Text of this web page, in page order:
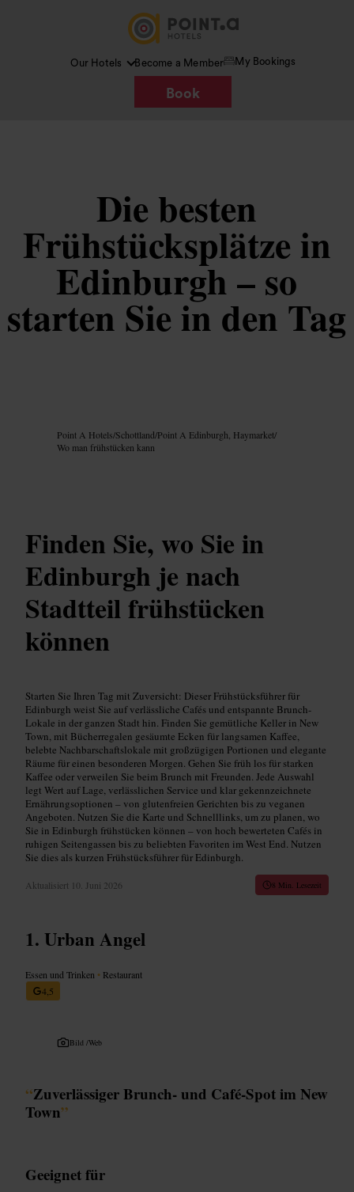
Our Hotels Become a Member My Bookings
Book
Die besten
Frühstücksplätze in
Edinburgh – so
starten Sie in den Tag
Point A Hotels/Schottland/Point A Edinburgh, Haymarket/
Wo man frühstücken kann
Finden Sie, wo Sie in
Edinburgh je nach
Stadtteil frühstücken
können
Starten Sie Ihren Tag mit Zuversicht: Dieser Frühstücksführer für
Edinburgh weist Sie auf verlässliche Cafés und entspannte Brunch-
Lokale in der ganzen Stadt hin. Finden Sie gemütliche Keller in New
Town, mit Bücherregalen gesäumte Ecken für langsamen Kaffee,
belebte Nachbarschaftslokale mit großzügigen Portionen und elegante
Räume für einen besonderen Morgen. Gehen Sie früh los für starken
Kaffee oder verweilen Sie beim Brunch mit Freunden. Jede Auswahl
legt Wert auf Lage, verlässlichen Service und klar gekennzeichnete
Ernährungsoptionen – von glutenfreien Gerichten bis zu veganen
Angeboten. Nutzen Sie die Karte und Schnelllinks, um zu planen, wo
Sie in Edinburgh frühstücken können – von hoch bewerteten Cafés in
ruhigen Seitengassen bis zu beliebten Favoriten im West End. Nutzen
Sie dies als kurzen Frühstücksführer für Edinburgh.
Aktualisiert 10. Juni 2026 8 Min. Lesezeit
Urban Angel
Essen und Trinken • Restaurant
4,5
Bild /Web
“Zuverlässiger Brunch- und Café-Spot im New
Town”
Geeignet für